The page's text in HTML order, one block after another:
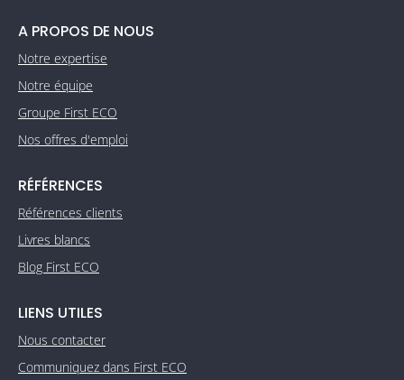
A PROPOS DE NOUS
Notre expertise
Notre équipe
Groupe First ECO
Nos offres d'emploi
RÉFÉRENCES
Références clients
Livres blancs
Blog First ECO
LIENS UTILES
Nous contacter
Communiquez dans First ECO